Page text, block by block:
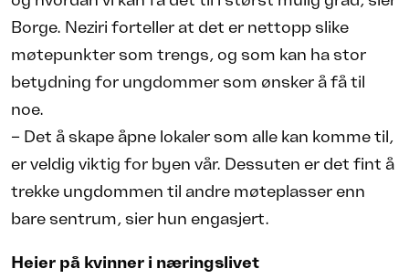
Borge. Neziri forteller at det er nettopp slike
møtepunkter som trengs, og som kan ha stor
betydning for ungdommer som ønsker å få til
noe.
– Det å skape åpne lokaler som alle kan komme til,
er veldig viktig for byen vår. Dessuten er det fint å
trekke ungdommen til andre møteplasser enn
bare sentrum, sier hun engasjert.
Heier på kvinner i næringslivet